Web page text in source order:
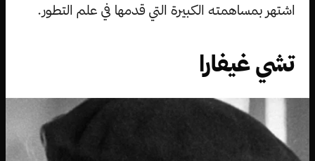
اشتهر بمساهمته الكبيرة التي قدمها في علم التطور.
تشي غيفارا